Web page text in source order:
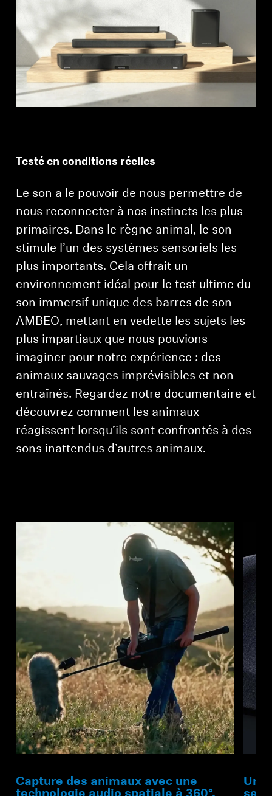
Testé en conditions réelles
Le son a le pouvoir de nous permettre de
nous reconnecter à nos instincts les plus
primaires. Dans le règne animal, le son
stimule l’un des systèmes sensoriels les
plus importants. Cela offrait un
environnement idéal pour le test ultime du
son immersif unique des barres de son
AMBEO, mettant en vedette les sujets les
plus impartiaux que nous pouvions
imaginer pour notre expérience : des
animaux sauvages imprévisibles et non
entraînés. Regardez notre documentaire et
découvrez comment les animaux
réagissent lorsqu’ils sont confrontés à des
sons inattendus d’autres animaux.
Capture des animaux avec une
Un